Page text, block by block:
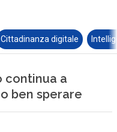
Cittadinanza digitale
continua a
ben sperare